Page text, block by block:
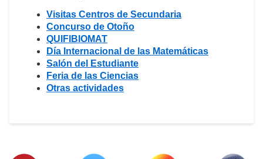
Visitas Centros de Secundaria
Concurso de Otoño
QUIFIBIOMAT
Día Internacional de las Matemáticas
Salón del Estudiante
Feria de las Ciencias
Otras actividades